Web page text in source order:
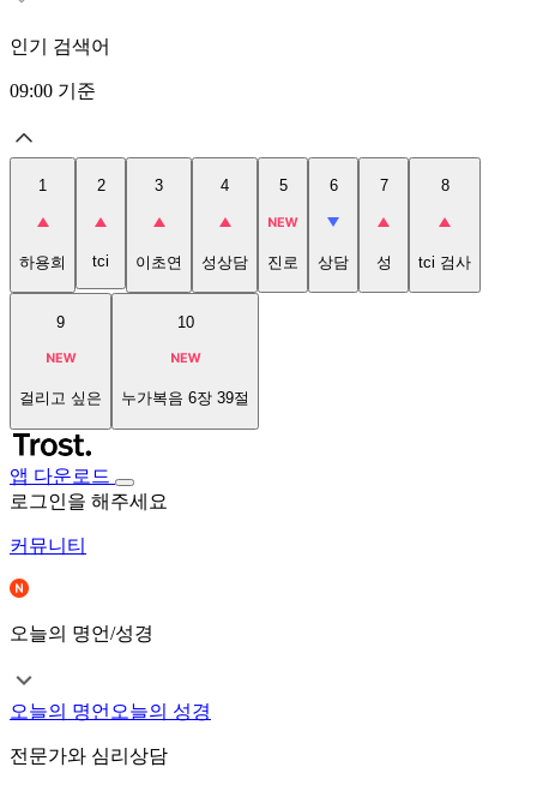
인기 검색어
09:00 기준
1
하용희
2
tci
3
이초연
4
성상담
5
진로
6
상담
7
성
8
tci 검사
9
걸리고 싶은
10
누가복음 6장 39절
앱 다운로드
로그인을 해주세요
커뮤니티
오늘의 명언/성경
오늘의 명언 오늘의 성경
전문가와 심리상담